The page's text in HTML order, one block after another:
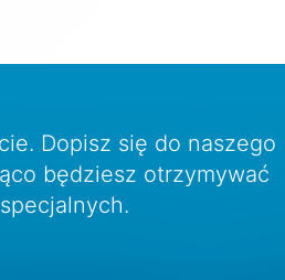
Dopisz się do naszego
będziesz otrzymywać